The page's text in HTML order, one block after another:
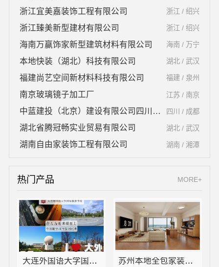
浙江宜美嘉装饰工程有限公司 浙江 / 绍兴
浙江臻美新型建材有限公司 浙江 / 绍兴
海南万赢饰家新型建筑材料有限公司 海南 / 万宁
本地快装（湖北）科技有限公司 湖北 / 武汉
福建尚艺空间新材料科技有限公司 福建 / 泉州
南京玻璃镜子加工厂 江苏 / 南京
中蓝建投（北京）建设有限公司四川第一分公司 四川 / 成都
湖北省腾冠畅实业贸易有限公司 湖北 / 武汉
湖南自由家装饰工程有限公司 湖南 / 湘潭
热门产品 MORE+
大连外国语大学国际教育学院今日信息宿舍环境怎么样 苏州本地全包家装施工报价新房百年豪庭新材料有限公司透明可靠